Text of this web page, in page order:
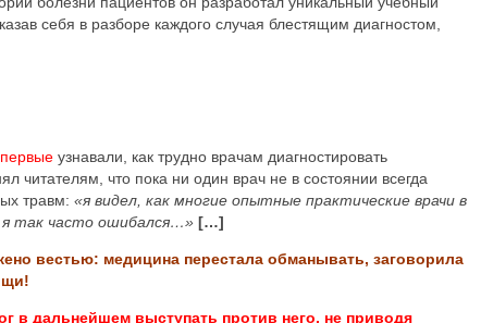
себя в разборе каждого случая блестящим диагностом,
узнавали, как трудно врачам диагностировать
читателям, что пока ни один врач не в состоянии всегда
травм: «я видел, как многие опытные практические врачи в
так часто ошибался…» […]
вестью: медицина перестала обманывать, заговорила
в дальнейшем выступать против него, не приводя